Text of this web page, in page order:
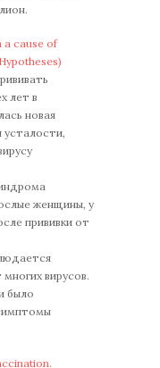
a cause of
лет в
новая
женщины, у
прививки от
вирусов.
было